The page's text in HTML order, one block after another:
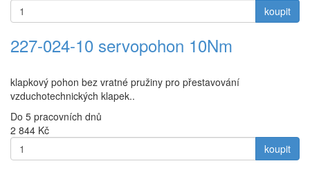
koupit
227-024-10 servopohon 10Nm
klapkový pohon bez vratné pružiny pro přestavování
vzduchotechnických klapek..
Do 5 pracovních dnů
2 844 Kč
koupit